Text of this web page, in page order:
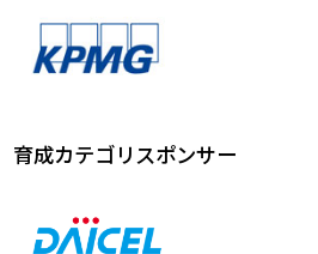
育成カテゴリスポンサー